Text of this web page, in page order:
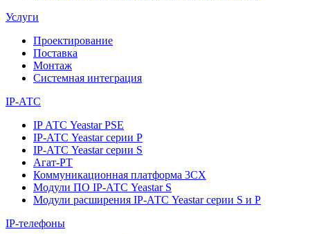
Услуги
Проектирование
Поставка
Монтаж
Системная интеграция
IP-АТС
IP АТС Yeastar PSE
IP-АТС Yeastar серии P
IP-АТС Yeastar серии S
Агат-РТ
Коммуникационная платформа 3CX
Модули ПО IP-АТС Yeastar S
Модули расширения IP-АТС Yeastar серии S и P
IP-телефоны